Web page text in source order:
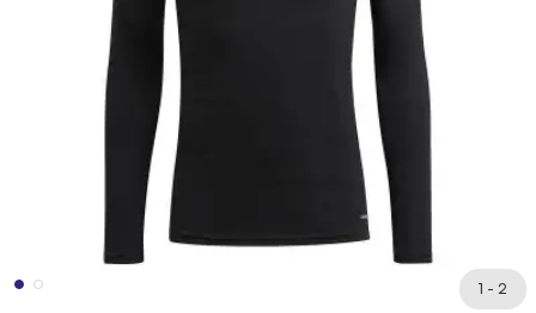
1 - 2